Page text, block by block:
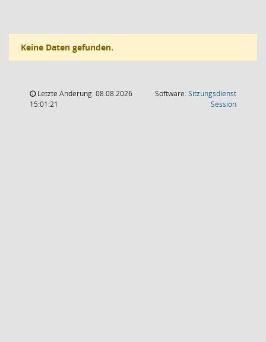
Keine Daten gefunden.
Letzte Änderung: 08.08.2026
15:01:21
Software:Sitzungsdienst
Session(Wird in